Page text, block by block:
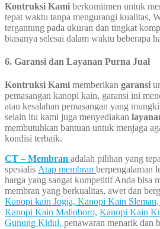
Kontruksi Kami berkomitmen untuk
tepat waktu tanpa mengurangi kualitas,
tergantung pada ukuran dan tingkat
biasanya selesai dalam waktu beberapa
6. Garansi dan Layanan Purna Jual
Kontruksi Kami memberikan garansi
pemasangan kanopi kain, garansi ini
atau kesalahan pemasangan yang
selain itu kami juga menyediakan
membutuhkan bantuan untuk menjaga
kondisi terbaik.
CT – Membran adalah pilihan yang
spesialis Atap membran berpengalaman
harga yang sangat kompetitif Anda bisa
membran yang berkualitas, awet dan
Kanopi kain Jogja, Kanopi Kain Sleman,
Kanopi Kain Malioboro, Kanopi Kain
Gunung Kidul, penawaran menarik dan